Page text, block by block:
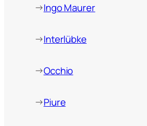
→Ingo Maurer
→Interlübke
→Occhio
→Piure